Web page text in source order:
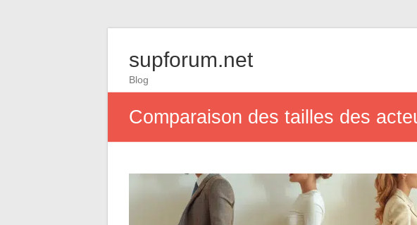
supforum.net
Blog
Comparaison des tailles des